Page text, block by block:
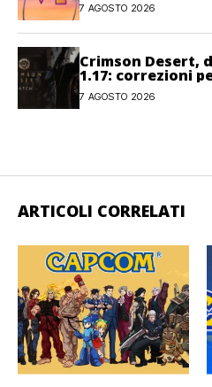
7 AGOSTO 2026
Crimson Desert,
1.17: correzioni
combattimento e
7 AGOSTO 2026
ARTICOLI CORRELATI